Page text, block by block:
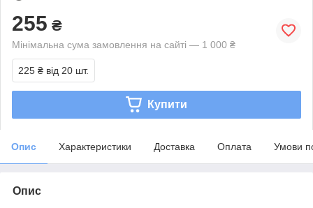
255 ₴
Мінімальна сума замовлення на сайті — 1 000 ₴
225 ₴ від 20 шт.
Купити
Опис Характеристики Доставка Оплата Умови
Опис